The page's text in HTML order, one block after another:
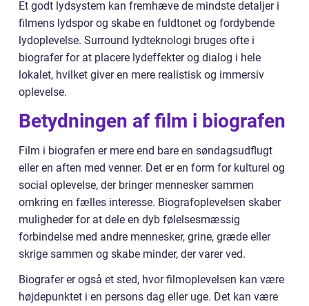
Et godt lydsystem kan fremhæve de mindste detaljer i
filmens lydspor og skabe en fuldtonet og fordybende
lydoplevelse. Surround lydteknologi bruges ofte i
biografer for at placere lydeffekter og dialog i hele
lokalet, hvilket giver en mere realistisk og immersiv
oplevelse.
Betydningen af film i biografen
Film i biografen er mere end bare en søndagsudflugt
eller en aften med venner. Det er en form for kulturel og
social oplevelse, der bringer mennesker sammen
omkring en fælles interesse. Biografoplevelsen skaber
muligheder for at dele en dyb følelsesmæssig
forbindelse med andre mennesker, grine, græde eller
skrige sammen og skabe minder, der varer ved.
Biografer er også et sted, hvor filmoplevelsen kan være
højdepunktet i en persons dag eller uge. Det kan være